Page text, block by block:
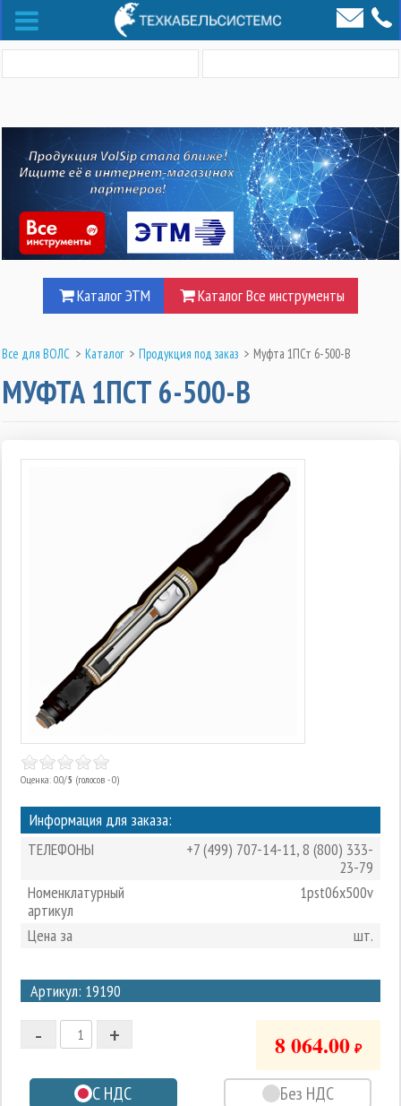
Каталог ЭТМ Каталог Все инструменты
Все для ВОЛС > Каталог > Продукция под заказ > Муфта 1ПСт 6-500-В
МУФТА 1ПСТ 6-500-В
Оценка: 0.0/5 (голосов - 0)
Информация для заказа:
ТЕЛЕФОНЫ
+7 (499) 707-14-11,8 (800) 333-
23-79
Номенклатурный
артикул
1pst06x500v
Цена за шт.
Артикул: 19190
2
1
+
- 8 064.00 ₽
С НДС Без НДС